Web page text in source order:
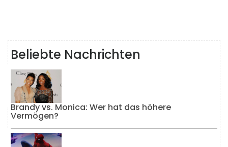
Beliebte Nachrichten
Brandy vs. Monica: Wer hat das höhere
Vermögen?